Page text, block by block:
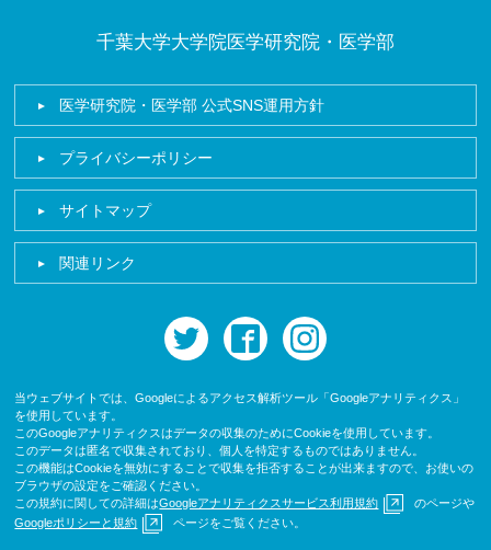
千葉大学大学院医学研究院・医学部
医学研究院・医学部 公式SNS運用方針
プライバシーポリシー
サイトマップ
関連リンク
twitter facebook
当ウェブサイトでは、Googleによるアクセス解析ツール「Googleアナリティクス」
を使用しています。
このGoogleアナリティクスはデータの収集のためにCookieを使用しています。
このデータは匿名で収集されており、個人を特定するものではありません。
この機能はCookieを無効にすることで収集を拒否することが出来ますので、お使いの
ブラウザの設定をご確認ください。
この規約に関しての詳細はGoogleアナリティクスサービス利用規約
のページや
Googleポリシーと規約
ページをご覧ください。